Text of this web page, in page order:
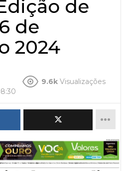
de
de
2024
9.6k Visualizações